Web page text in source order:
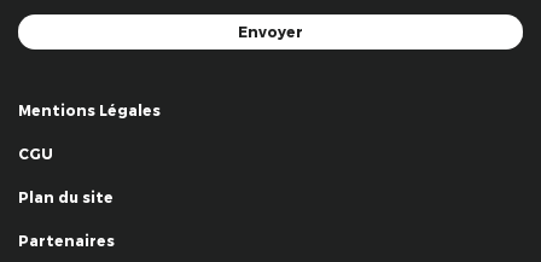
Mentions Légales
CGU
Plan du site
Partenaires